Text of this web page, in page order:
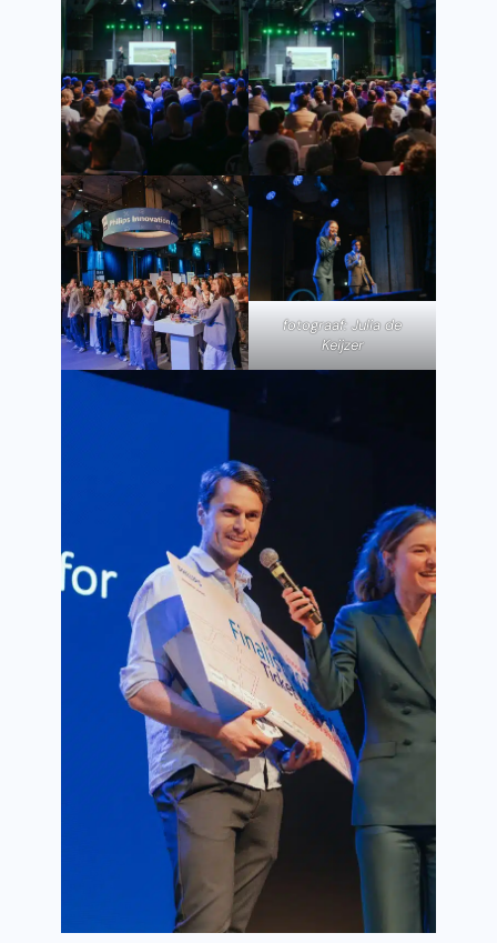
fotograaf: Julia de
Keijzer